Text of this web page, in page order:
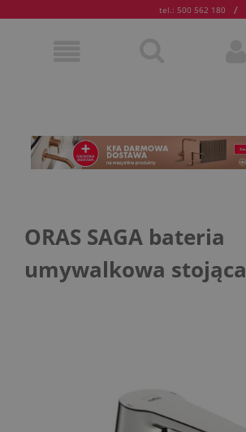
tel.: 500 562 180 /
ORAS SAGA bateria
umywalkowa